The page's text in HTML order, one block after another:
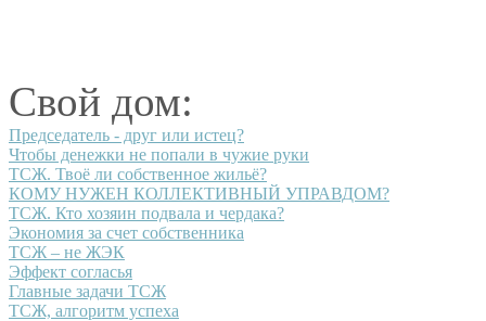
Свой дом:
Председатель - друг или истец?
Чтобы денежки не попали в чужие руки
ТСЖ. Твоё ли собственное жильё?
КОМУ НУЖЕН КОЛЛЕКТИВНЫЙ УПРАВДОМ?
ТСЖ. Кто хозяин подвала и чердака?
Экономия за счет собственника
ТСЖ – не ЖЭК
Эффект согласья
Главные задачи ТСЖ
ТСЖ, алгоритм успеха